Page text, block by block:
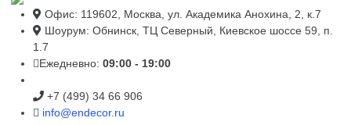
Офис: 119602, Москва, ул. Академика Анохина, 2, к.7
Шоурум: Обнинск, ТЦ Северный, Киевское шоссе 59, п.
1.7
Ежедневно: 09:00 - 19:00
+7 (499) 34 66 906
info@endecor.ru